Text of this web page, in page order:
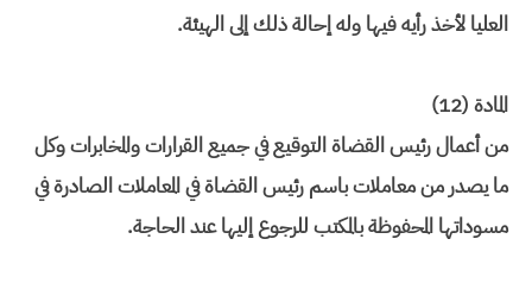
العليا لأخذ رأيه فيها وله إحالة ذلك إلى الهيئة.
المادة (12)
من أعمال رئيس القضاة التوقيع في جميع القرارات والمخابرات وكل
ما يصدر من معاملات باسم رئيس القضاة في المعاملات الصادرة في
مسوداتها المحفوظة بالمكتب للرجوع إليها عند الحاجة.